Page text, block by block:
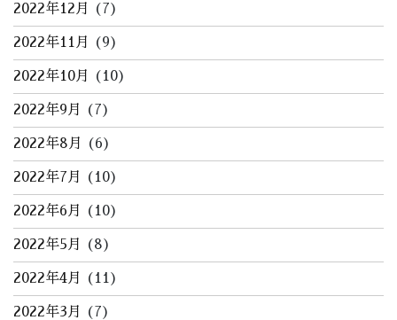
2022年12月 (7)
2022年11月 (9)
2022年10月 (10)
2022年9月 (7)
2022年8月 (6)
2022年7月 (10)
2022年6月 (10)
2022年5月 (8)
2022年4月 (11)
2022年3月 (7)